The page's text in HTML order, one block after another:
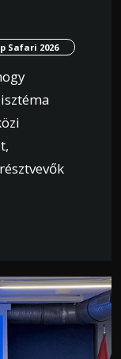
Safari 2026